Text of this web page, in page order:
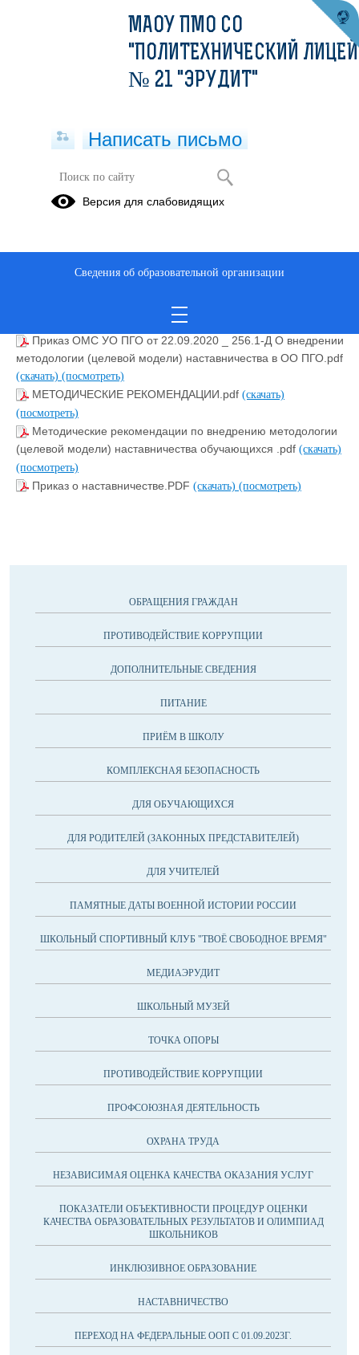
Наставничество
Распоряжение Минпросвещения России от 25.12.2019 N
Р-145 Об утвержд. методологии....pdf
Приказ ОМС УО ПГО от 22.09.2020 _ 256.1-Д О внедрении
методологии (целевой модели) наставничества в ОО ПГО.pdf
(скачать) (посмотреть)
МЕТОДИЧЕСКИЕ РЕКОМЕНДАЦИИ.pdf (скачать)
(посмотреть)
Методические рекомендации по внедрению методологии
(целевой модели) наставничества обучающихся .pdf (скачать)
(посмотреть)
Приказ о наставничестве.PDF (скачать) (посмотреть)
ОБРАЩЕНИЯ ГРАЖДАН
ПРОТИВОДЕЙСТВИЕ КОРРУПЦИИ
ДОПОЛНИТЕЛЬНЫЕ СВЕДЕНИЯ
ПИТАНИЕ
ПРИЁМ В ШКОЛУ
КОМПЛЕКСНАЯ БЕЗОПАСНОСТЬ
ДЛЯ ОБУЧАЮЩИХСЯ
ДЛЯ РОДИТЕЛЕЙ (ЗАКОННЫХ ПРЕДСТАВИТЕЛЕЙ)
ДЛЯ УЧИТЕЛЕЙ
ПАМЯТНЫЕ ДАТЫ ВОЕННОЙ ИСТОРИИ РОССИИ
ШКОЛЬНЫЙ СПОРТИВНЫЙ КЛУБ "ТВОЁ СВОБОДНОЕ ВРЕМЯ"
МЕДИАЭРУДИТ
ШКОЛЬНЫЙ МУЗЕЙ
ТОЧКА ОПОРЫ
ПРОТИВОДЕЙСТВИЕ КОРРУПЦИИ
ПРОФСОЮЗНАЯ ДЕЯТЕЛЬНОСТЬ
ОХРАНА ТРУДА
НЕЗАВИСИМАЯ ОЦЕНКА КАЧЕСТВА ОКАЗАНИЯ УСЛУГ
ПОКАЗАТЕЛИ ОБЪЕКТИВНОСТИ ПРОЦЕДУР ОЦЕНКИ
КАЧЕСТВА ОБРАЗОВАТЕЛЬНЫХ РЕЗУЛЬТАТОВ И ОЛИМПИАД
ШКОЛЬНИКОВ
ИНКЛЮЗИВНОЕ ОБРАЗОВАНИЕ
НАСТАВНИЧЕСТВО
ПЕРЕХОД НА ФЕДЕРАЛЬНЫЕ ООП С 01.09.2023Г.
МАОУ ПМО СО
"ПОЛИТЕХНИЧЕСКИЙ ЛИЦЕЙ
№ 21 "ЭРУДИТ"
Написать письмо
Версия для слабовидящих
Сведения об образовательной организации